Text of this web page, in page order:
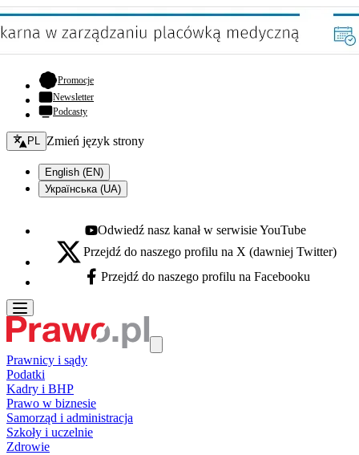
Promocje- otwiera się w nowej karcie
Newsletter
Podcasty
Zmień język - bieżący:
PL Zmień język strony
English (EN)
Українська (UA)
Youtube - otwiera się w nowej karcie
Odwiedź nasz kanał w serwisie YouTube
X - otwiera się w nowej karcie
Przejdź do naszego profilu na X (dawniej Twitter)
Facebook - otwiera się w nowej karcie
Przejdź do naszego profilu na Facebooku
Prawnicy i sądy
Podatki
Kadry i BHP
Prawo w biznesie
Samorząd i administracja
Szkoły i uczelnie
Zdrowie